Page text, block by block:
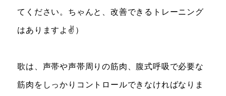
てください。ちゃんと、改善できるトレーニング
はありますよ✌️）
歌は、声帯や声帯周りの筋肉、腹式呼吸で必要な
筋肉をしっかりコントロールできなければなりま